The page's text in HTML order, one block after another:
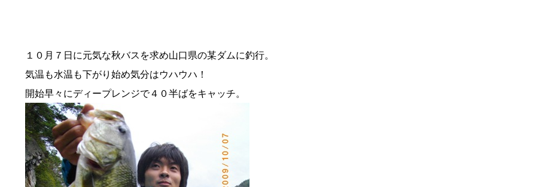
１０月７日に元気な秋バスを求め山口県の某ダムに釣行。
気温も水温も下がり始め気分はウハウハ！
開始早々にディープレンジで４０半ばをキャッチ。